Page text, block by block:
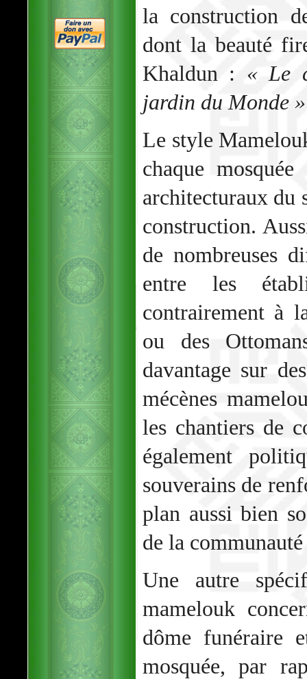
la construction
dont la beauté
Khaldun : « Le
jardin du Monde »
Le style
chaque
architecturaux du
construction.
de nombreuses
entre les
contrairement à
ou des
davantage sur
mécènes
les chantiers de
également
souverains de
plan aussi bien
de la
Une autre
mamelouk
dôme funéraire
mosquée, par